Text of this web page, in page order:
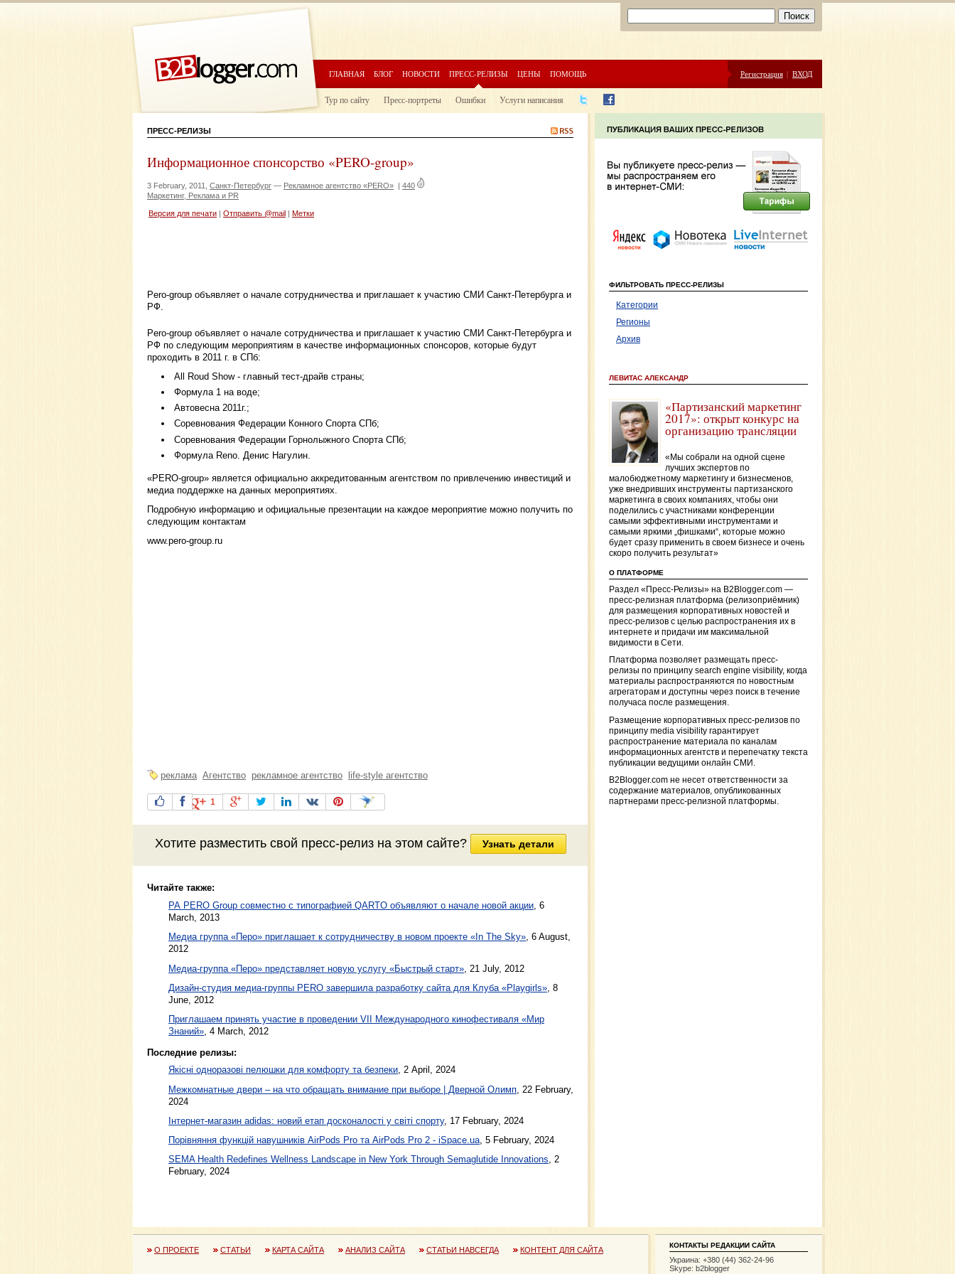
ГЛАВНАЯ БЛОГ НОВОСТИ ПРЕСС-РЕЛИЗЫ ЦЕНЫ ПОМОЩЬ Регистрация | ВХОД
Тур по сайту Пресс-портреты Ошибки Услуги написания
ПРЕСС-РЕЛИЗЫ
Информационное спонсорство «PERO-group»
3 February, 2011, Санкт-Петербург — Рекламное агентство «PERO» | 440
Маркетинг, Реклама и PR
Версия для печати Отправить @mail Метки
Pero-group объявляет о начале сотрудничества и приглашает к участию СМИ Санкт-Петербурга и
РФ.
Pero-group объявляет о начале сотрудничества и приглашает к участию СМИ Санкт-Петербурга и
РФ по следующим мероприятиям в качестве информационных спонсоров, которые будут
проходить в 2011 г. в СПб:
All Roud Show - главный тест-драйв страны;
Формула 1 на воде;
Автовесна 2011г.;
Соревнования Федерации Конного Спорта СПб;
Соревнования Федерации Горнолыжного Спорта СПб;
Формула Reno. Денис Нагулин.
«PERO-group» является официально аккредитованным агентством по привлечению инвестиций и
медиа поддержке на данных мероприятиях.
Подробную информацию и официальные презентации на каждое мероприятие можно получить по
следующим контактам
www.pero-group.ru
реклама Агентство рекламное агентство life-style агентство
1
Хотите разместить свой пресс-релиз на этом сайте? Узнать детали
Читайте также:
РА PERO Group совместно с типографией QARTO объявляют о начале новой акции, 6
March, 2013
Медиа группа «Перо» приглашает к сотрудничеству в новом проекте «In The Sky», 6 August,
2012
Медиа-группа «Перо» представляет новую услугу «Быстрый старт» 21 July, 2012
Дизайн-студия медиа-группы PERO завершила разработку сайта для Клуба «Playgirls» 8
June, 2012
Приглашаем принять участие в проведении VII Международного кинофестиваля «Мир
Знаний» 4 March, 2012
Последние релизы:
Якісні одноразові пелюшки для комфорту та безпеки, 2 April, 2024
Межкомнатные двери – на что обращать внимание при выборе | Дверной Олимп , 22 February,
2024
Інтернет-магазин adidas: новий етап досконалості у світі спорту, 17 February, 2024
Порівняння функцій навушників AirPods Pro та AirPods Pro 2 - iSpace.ua, 5 February, 2024
SEMA Health Redefines Wellness Landscape in New York Through Semaglutide Innovations, 2
February, 2024
ФИЛЬТРОВАТЬ ПРЕСС-РЕЛИЗЫ
Категории
Регионы
Архив
ЛЕВИТАС АЛЕКСАНДР
«Партизанский маркетинг
2017»: открыт конкурс на
организацию трансляции
«Мы собрали на одной сцене
лучших экспертов по
малобюджетному маркетингу и бизнесменов,
уже внедривших инструменты партизанского
маркетинга в своих компаниях, чтобы они
поделились с участниками конференции
самыми эффективными инструментами и
самыми яркими „фишками“, которые можно
будет сразу применить в своем бизнесе и очень
скоро получить результат»
О ПЛАТФОРМЕ
Раздел «Пресс-Релизы» на B2Blogger.com —
пресс-релизная платформа (релизоприёмник)
для размещения корпоративных новостей и
пресс-релизов с целью распространения их в
интернете и придачи им максимальной
видимости в Сети.
Платформа позволяет размещать пресс-
релизы по принципу search engine visibility, когда
материалы распространяются по новостным
агрегаторам и доступны через поиск в течение
получаса после размещения.
Размещение корпоративных пресс-релизов по
принципу media visibility гарантирует
распространение материала по каналам
информационных агентств и перепечатку текста
публикации ведущими онлайн СМИ.
B2Blogger.com не несет ответственности за
содержание материалов, опубликованных
партнерами пресс-релизной платформы.
О ПРОЕКТЕ СТАТЬИ КАРТА САЙТА АНАЛИЗ САЙТА СТАТЬИ НАВСЕГДА КОНТЕНТ ДЛЯ САЙТА КОНТАКТЫ РЕДАКЦИИ САЙТА
Украина: +380 (44) 362-24-96
Skype: b2blogger